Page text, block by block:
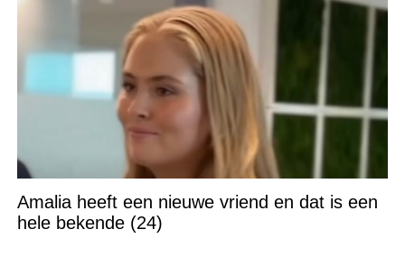
Amalia heeft een nieuwe vriend en dat is een
hele bekende (24)